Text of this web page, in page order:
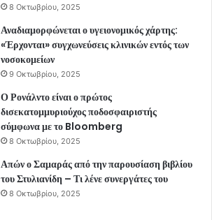
8 Οκτωβρίου, 2025
Αναδιαμορφώνεται ο υγειονομικός χάρτης:
«Έρχονται» συγχωνεύσεις κλινικών εντός των
νοσοκομείων
9 Οκτωβρίου, 2025
Ο Ρονάλντο είναι ο πρώτος
δισεκατομμυριούχος ποδοσφαιριστής
σύμφωνα με το Bloomberg
8 Οκτωβρίου, 2025
Απών ο Σαμαράς από την παρουσίαση βιβλίου
του Στυλιανίδη – Τι λένε συνεργάτες του
8 Οκτωβρίου, 2025